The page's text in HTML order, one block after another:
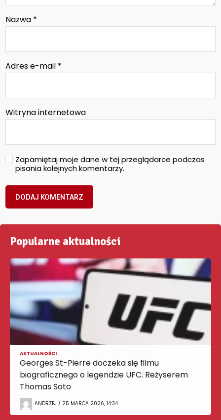
Nazwa *
Adres e-mail *
Witryna internetowa
Zapamiętaj moje dane w tej przeglądarce podczas
pisania kolejnych komentarzy.
Popularne aktualności
AKTUALNOŚCI
Georges St-Pierre doczeka się filmu
biograficznego o legendzie UFC. Reżyserem
Thomas Soto
ANDRZEJ / 25 MARCA 2026, 14:34